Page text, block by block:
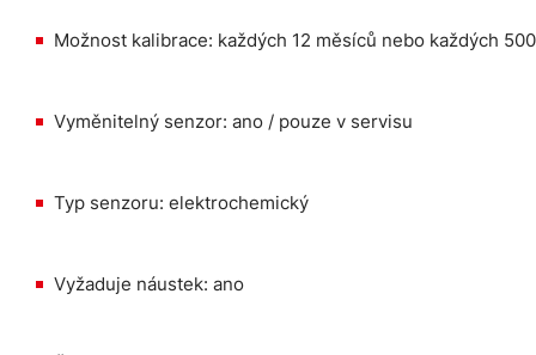
Možnost kalibrace: každých 12 měsíců nebo každých
Vyměnitelný senzor: ano / pouze v servisu
Typ senzoru: elektrochemický
Vyžaduje náustek: ano